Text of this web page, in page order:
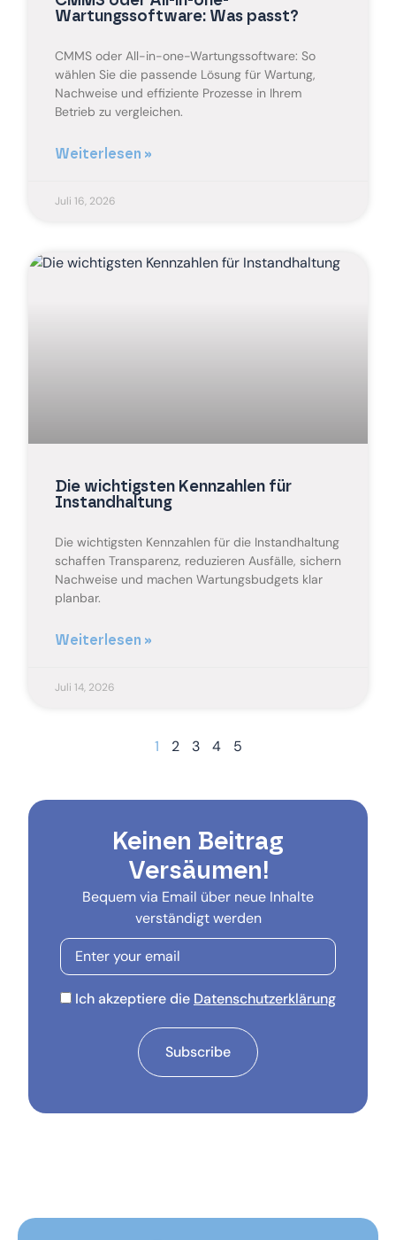
Wartungssoftware: Was passt?
CMMS oder All-in-one-Wartungssoftware: So
wählen Sie die passende Lösung für Wartung,
Nachweise und effiziente Prozesse in Ihrem
Betrieb zu vergleichen.
Weiterlesen »
Juli 16, 2026
Die wichtigsten Kennzahlen für
Instandhaltung
Die wichtigsten Kennzahlen für die Instandhaltung
schaffen Transparenz, reduzieren Ausfälle, sichern
Nachweise und machen Wartungsbudgets klar
planbar.
Weiterlesen »
Juli 14, 2026
1 2 3 4 5
Keinen Beitrag
Versäumen!
Bequem via Email über neue Inhalte
verständigt werden
Ich akzeptiere die Datenschutzerklärung